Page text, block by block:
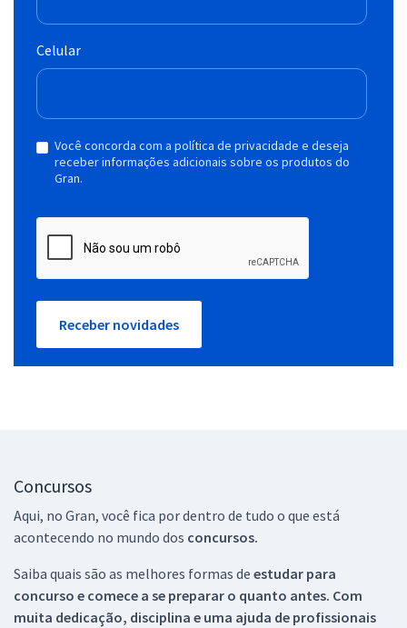
Celular
Você concorda com a política de privacidade e deseja
receber informações adicionais sobre os produtos do
Gran.
Receber novidades
Concursos
Aqui, no Gran, você fica por dentro de tudo o que está
acontecendo no mundo dos concursos.
Saiba quais são as melhores formas de estudar para
concurso e comece a se preparar o quanto antes. Com
muita dedicação, disciplina e uma ajuda de profissionais